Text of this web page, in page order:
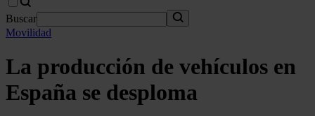
Buscar
Movilidad
La producción de vehículos en
España se desploma